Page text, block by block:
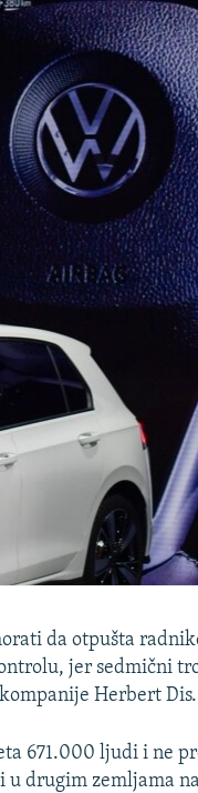
da otpušta
jer sedmični
Herbert Dis.
671.000 ljudi i ne
u drugim zemljama